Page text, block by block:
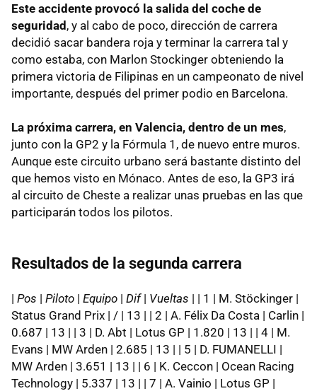
Este accidente provocó la salida del coche de
seguridad, y al cabo de poco, dirección de carrera
decidió sacar bandera roja y terminar la carrera tal y
como estaba, con Marlon Stockinger obteniendo la
primera victoria de Filipinas en un campeonato de nivel
importante, después del primer podio en Barcelona.
La próxima carrera, en Valencia, dentro de un mes,
junto con la GP2 y la Fórmula 1, de nuevo entre muros.
Aunque este circuito urbano será bastante distinto del
que hemos visto en Mónaco. Antes de eso, la GP3 irá
al circuito de Cheste a realizar unas pruebas en las que
participarán todos los pilotos.
Resultados de la segunda carrera
| Pos | Piloto | Equipo | Dif| Vueltas | | 1 | M. Stöckinger |
Status Grand Prix | / | 13 | | 2 | A. Félix Da Costa | Carlin |
0.687 | 13 | | 3 | D. Abt | Lotus GP | 1.820 | 13 | | 4 | M.
Evans | MW Arden | 2.685 | 13 | | 5 | D. FUMANELLI |
MW Arden | 3.651 | 13 | | 6 | K. Ceccon | Ocean Racing
Technology | 5.337 | 13 | | 7 | A. Vainio | Lotus GP |